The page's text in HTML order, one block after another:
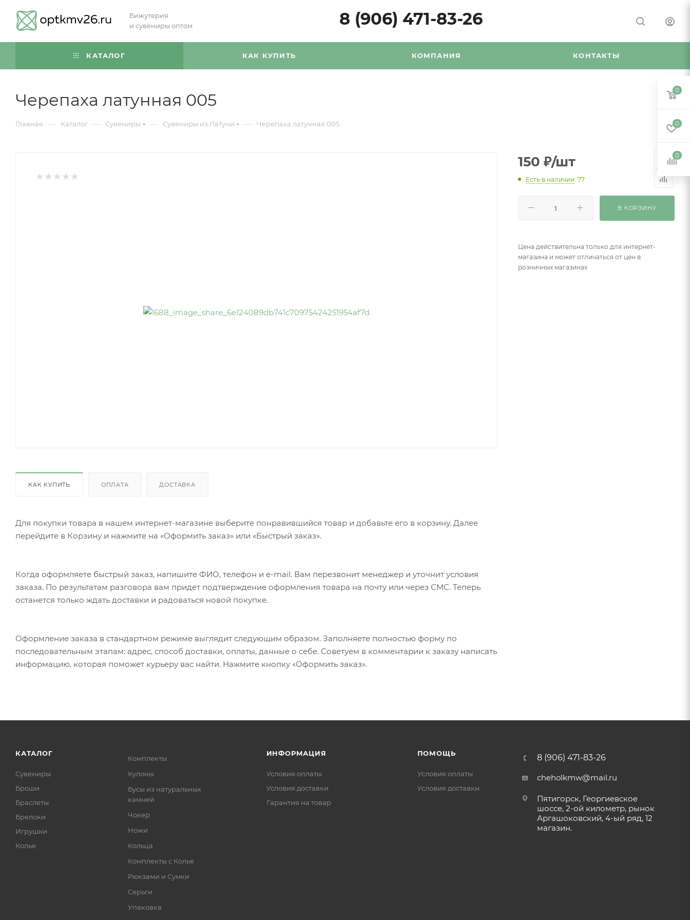
Бижутерия
и сувениры оптом
8 (906) 471-83-26
КАТАЛОГ КАК КУПИТЬ КОМПАНИЯ КОНТАКТЫ
Черепаха латунная 005
Главная — Каталог — Сувениры — Сувениры из Латуни — Черепаха латунная 005
КАК КУПИТЬ ОПЛАТА ДОСТАВКА
Для покупки товара в нашем интернет-магазине выберите понравившийся товар и добавьте его в корзину. Далее
перейдите в Корзину и нажмите на «Оформить заказ» или «Быстрый заказ».
Когда оформляете быстрый заказ, напишите ФИО, телефон и e-mail. Вам перезвонит менеджер и уточнит условия
заказа. По результатам разговора вам придет подтверждение оформления товара на почту или через СМС. Теперь
останется только ждать доставки и радоваться новой покупке.
Оформление заказа в стандартном режиме выглядит следующим образом. Заполняете полностью форму по
последовательным этапам: адрес, способ доставки, оплаты, данные о себе. Советуем в комментарии к заказу написать
информацию, которая поможет курьеру вас найти. Нажмите кнопку «Оформить заказ».
150 ₽/шт
Есть в наличии: 77
В КОРЗИНУ
Цена действительна только для интернет-
магазина и может отличаться от цен в
розничных магазинах
КАТАЛОГ
Сувениры
Броши
Браслеты
Брелоки
Игрушки
Колье
Комплекты
Кулоны
Бусы из натуральных
камней
Чокер
Ножи
Кольца
Комплекты с Колье
Рюкзами и Сумки
Серьги
Упаковка
ИНФОРМАЦИЯ
Условия оплаты
Условия доставки
Гарантия на товар
ПОМОЩЬ
Условия оплаты
Условия доставки
8 (906) 471-83-26
cheholkmw@mail.ru
Пятигорск, Георгиевское
шоссе, 2-ой километр, рынок
Аргашоковский, 4-ый ряд, 12
магазин.
0
0
0